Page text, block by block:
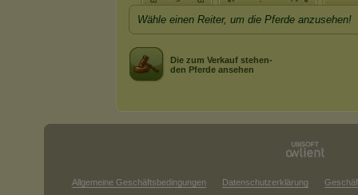
Wähle einen Reiter, um die Pferde anzusehen!
Die zum Verkauf stehen-
den Pferde ansehen
Allgemeine Geschäftsbedingungen Datenschutzerklärung